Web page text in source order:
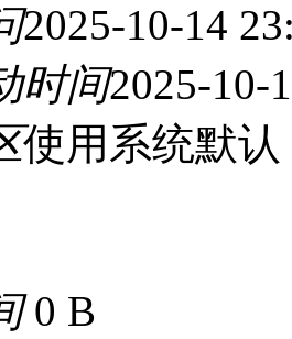
2025-10-14
时间2025-10-
使用系统默认
0 B